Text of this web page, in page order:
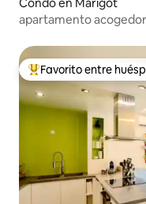
apartamento acogedor
Favorito entre
Favorito entre